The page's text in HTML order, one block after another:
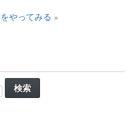
やってみる »